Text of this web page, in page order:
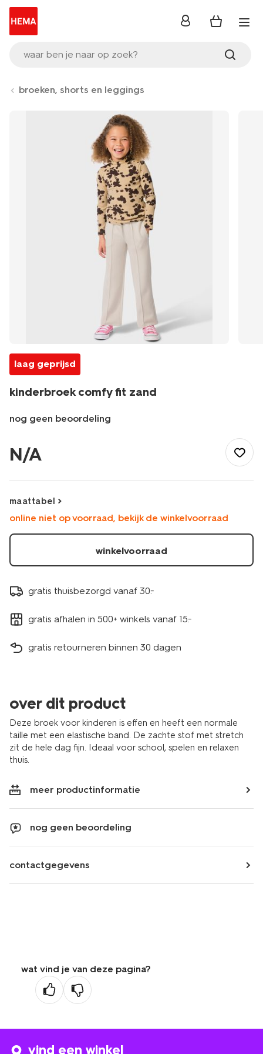
waar ben je naar op zoek?
inloggen
broeken, shorts en leggings
laag geprijsd
kinderbroek comfy fit zand
nog geen beoordeling
comfy-
fit-
30853179SAND.html
N/A
maattabel
online niet op voorraad, bekijk de winkelvoorraad
winkelvoorraad
gratis thuisbezorgd vanaf 30.-
gratis afhalen in 500+ winkels vanaf 15.-
gratis retourneren binnen 30 dagen
over dit product
Deze broek voor kinderen is effen en heeft een normale
taille met een elastische band. De zachte stof met stretch
zit de hele dag fijn. Ideaal voor school, spelen en relaxen
thuis.
meer productinformatie
nog geen beoordeling
contactgegevens
wat vind je van deze pagina?
vind een winkel